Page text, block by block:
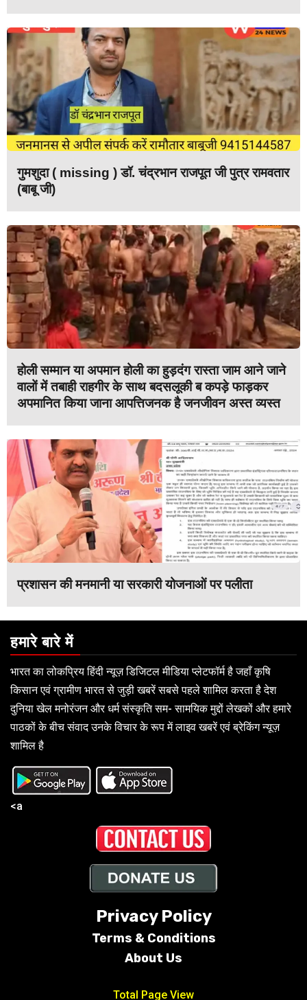
गुमशुदा ( missing ) डॉ. चंद्रभान राजपूत जी पुत्र रामवतार
(बाबू जी)
होली सम्मान या अपमान होली का हुड़दंग रास्ता जाम आने जाने
वालों में तबाही राहगीर के साथ बदसलूकी ब कपड़े फाड़कर
अपमानित किया जाना आपत्तिजनक है जनजीवन अस्त व्यस्त
प्रशासन की मनमानी या सरकारी योजनाओं पर पलीता
हमारे बारे में
भारत का लोकप्रिय हिंदी न्यूज़ डिजिटल मीडिया प्लेटफॉर्म है जहाँ कृषि
किसान एवं ग्रामीण भारत से जुड़ी खबरें सबसे पहले शामिल करता है देश
दुनिया खेल मनोरंजन और धर्म संस्कृति सम- सामयिक मुद्दों लेखकों और हमारे
पाठकों के बीच संवाद उनके विचार के रूप में लाइव खबरें एवं ब्रेकिंग न्यूज़
शामिल है
<a
Privacy Policy
Terms & Conditions
About Us
Total Page View